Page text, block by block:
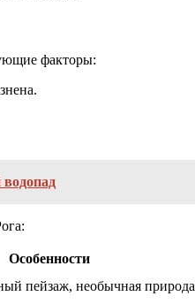
факторы:
Особенности
пейзаж, необычная природа